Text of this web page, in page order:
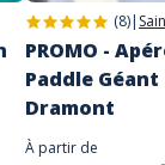
(8)|
PROMO -
Paddle
Dramont
À partir de